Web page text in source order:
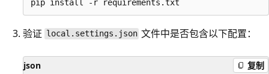
验证 local.settings.json 文件中是否包含以下配置：
json 复制